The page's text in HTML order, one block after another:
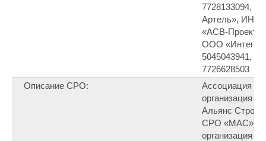
7728133094, -
Артель», ИНН
«АСВ-
ООО
5045043941, -
7726628503
Описание СРО:
Ассоциация
организация
Альянс
СРО «МАС») –
организация в